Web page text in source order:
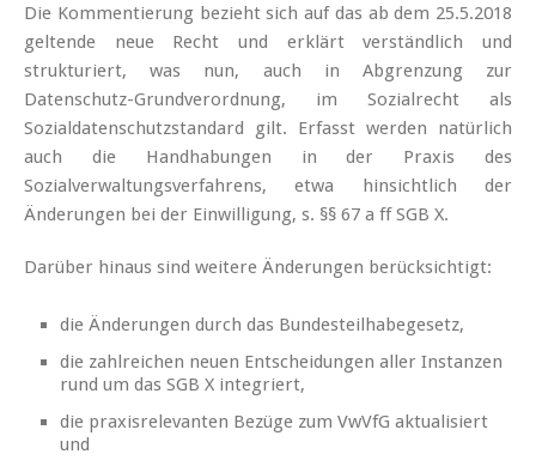
Die Kommentierung bezieht sich auf das ab dem 25.5.2018
geltende neue Recht und erklärt verständlich und
strukturiert, was nun, auch in Abgrenzung zur
Datenschutz-Grundverordnung, im Sozialrecht als
Sozialdatenschutzstandard gilt. Erfasst werden natürlich
auch die Handhabungen in der Praxis des
Sozialverwaltungsverfahrens, etwa hinsichtlich der
Änderungen bei der Einwilligung, s. §§ 67 a ff SGB X.
Darüber hinaus sind weitere Änderungen berücksichtigt:
die Änderungen durch das Bundesteilhabegesetz,
die zahlreichen neuen Entscheidungen aller Instanzen
rund um das SGB X integriert,
die praxisrelevanten Bezüge zum VwVfG aktualisiert
und